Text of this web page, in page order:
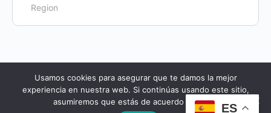
Region
© 2026 - Cursos Yeseuropa
ES
Usamos cookies para asegurar que te damos la mejor
experiencia en nuestra web. Si continúas usando este sitio,
asumiremos que estás de acuerdo con ello.